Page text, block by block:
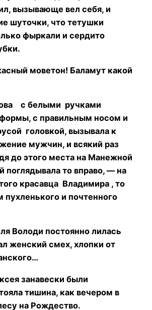
вызывающе вел себя, и
шуточки, что тетушки
фыркали и сердито
моветон! Баламут какой
с белыми ручками
с правильным носом и
головкой, вызывала к
мужчин, и всякий раз
до этого места на Манежной
то вправо, — на
красавца Владимира , то
пухленького и почтенного
Володи постоянно лилась
женский смех, хлопки от
занавески были
тишина, как вечером в
на Рождество.